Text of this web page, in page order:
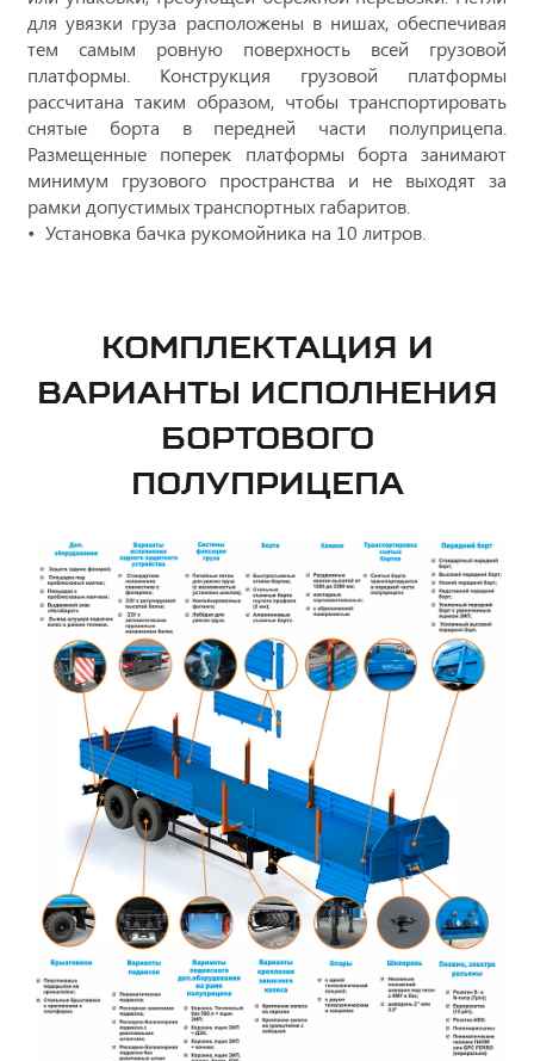
для увязки груза расположены в нишах, обеспечивая
тем самым ровную поверхность всей грузовой
платформы. Конструкция грузовой платформы
рассчитана таким образом, чтобы транспортировать
снятые борта в передней части полуприцепа.
Размещенные поперек платформы борта занимают
минимум грузового пространства и не выходят за
рамки допустимых транспортных габаритов.
Установка бачка рукомойника на 10 литров.
КОМПЛЕКТАЦИЯ И
ВАРИАНТЫ ИСПОЛНЕНИЯ
БОРТОВОГО
ПОЛУПРИЦЕПА